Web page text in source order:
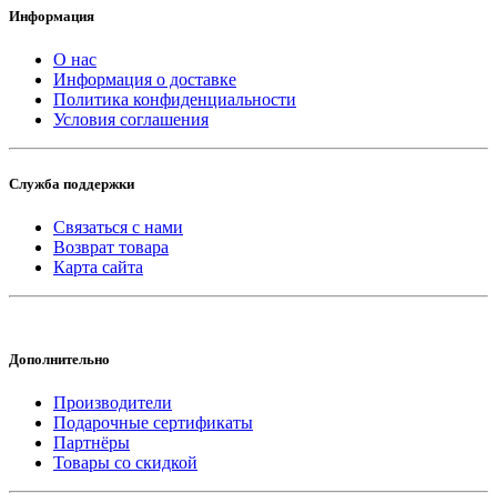
Информация
О нас
Информация о доставке
Политика конфиденциальности
Условия соглашения
Служба поддержки
Связаться с нами
Возврат товара
Карта сайта
Дополнительно
Производители
Подарочные сертификаты
Партнёры
Товары со скидкой